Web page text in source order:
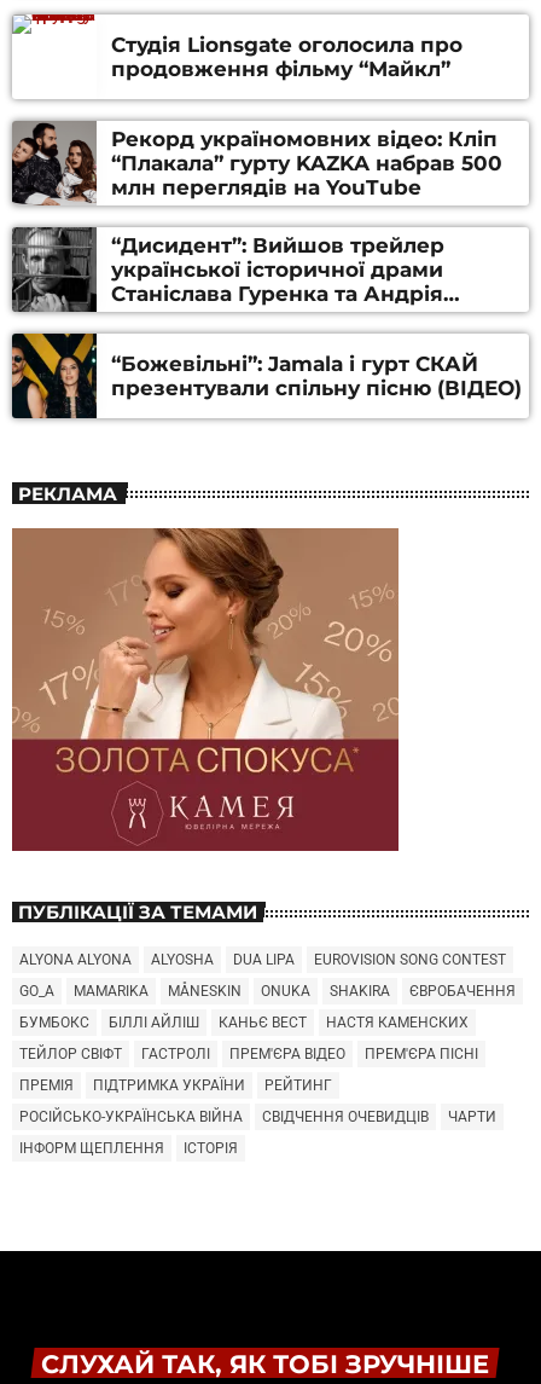
Студія Lionsgate оголосила про
продовження фільму “Майкл”
Рекорд україномовних відео: Кліп
“Плакала” гурту KAZKA набрав 500
млн переглядів на YouTube
“Дисидент”: Вийшов трейлер
української історичної драми
Станіслава Гуренка та Андрія
Алфьорова (ВІДЕО)
“Божевільні”: Jamala і гурт СКАЙ
презентували спільну пісню (ВІДЕО)
РЕКЛАМА
ПУБЛІКАЦІЇ ЗА ТЕМАМИ
ALYONA ALYONA ALYOSHA DUA LIPA
EUROVISION SONG CONTEST
GO_A
MAMARIKA MÅNESKIN ONUKA SHAKIRA
ЄВРОБАЧЕННЯ
БУМБОКС
БІЛЛІ АЙЛІШ КАНЬЄ ВЕСТ
НАСТЯ КАМЕНСКИХ
ТЕЙЛОР СВІФТ
ГАСТРОЛІ ПРЕМ'ЄРА ВІДЕО
ПРЕМ'ЄРА ПІСНІ
ПРЕМІЯ
ПІДТРИМКА УКРАЇНИ
РЕЙТИНГ
РОСІЙСЬКО-УКРАЇНСЬКА ВІЙНА
СВІДЧЕННЯ ОЧЕВИДЦІВ
ЧАРТИ
ІНФОРМ ЩЕПЛЕННЯ
ІСТОРІЯ
СЛУХАЙ ТАК, ЯК ТОБІ ЗРУЧНІШЕ